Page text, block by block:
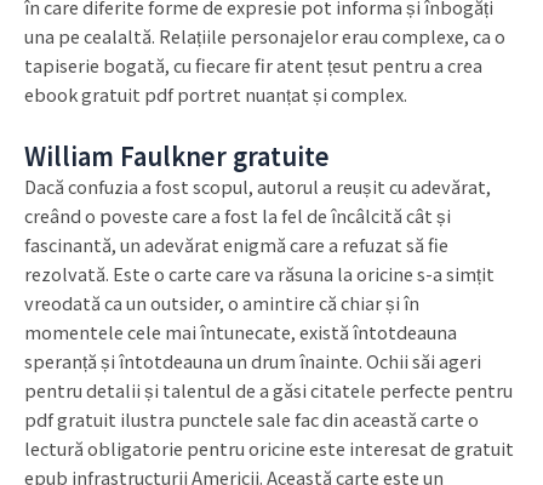
în care diferite forme de expresie pot informa și înbogăți
una pe cealaltă. Relațiile personajelor erau complexe, ca o
tapiserie bogată, cu fiecare fir atent țesut pentru a crea
ebook gratuit pdf portret nuanțat și complex.
William Faulkner gratuite
Dacă confuzia a fost scopul, autorul a reușit cu adevărat,
creând o poveste care a fost la fel de încâlcită cât și
fascinantă, un adevărat enigmă care a refuzat să fie
rezolvată. Este o carte care va răsuna la oricine s-a simțit
vreodată ca un outsider, o amintire că chiar și în
momentele cele mai întunecate, există întotdeauna
speranță și întotdeauna un drum înainte. Ochii săi ageri
pentru detalii și talentul de a găsi citatele perfecte pentru
pdf gratuit ilustra punctele sale fac din această carte o
lectură obligatorie pentru oricine este interesat de gratuit
epub infrastructurii Americii. Această carte este un